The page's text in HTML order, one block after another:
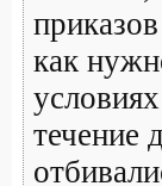
как
течение